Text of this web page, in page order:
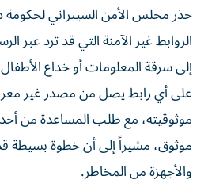
حذر مجلس الأمن السيبراني لحكومة
الروابط غير الآمنة التي قد ترد عبر
إلى سرقة المعلومات أو خداع
على أي رابط يصل من مصدر غير
موثوقيته، مع طلب المساعدة من
موثوق، مشيراً إلى أن خطوة بسيطة
والأجهزة من المخاطر.